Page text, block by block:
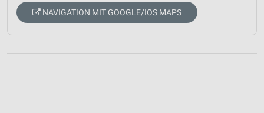
NAVIGATION MIT GOOGLE/IOS MAPS